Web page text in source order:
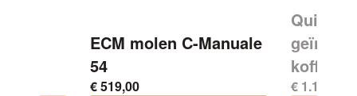
ECM molen C-Manuale
54
€519,00
Quick
€ 1.149,00